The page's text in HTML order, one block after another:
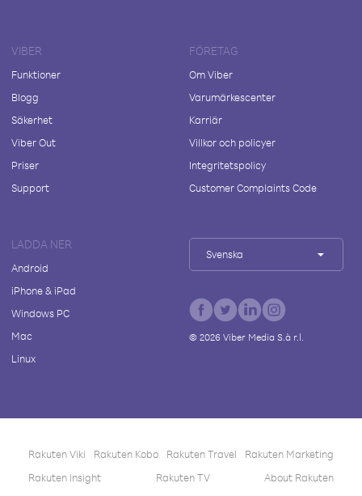
VIBER
Funktioner
Blogg
Säkerhet
Viber Out
Priser
Support
FÖRETAG
Om Viber
Varumärkescenter
Karriär
Villkor och policyer
Integritetspolicy
Customer Complaints Code
LADDA NER
Android
iPhone & iPad
Windows PC
Mac
Linux
Svenska
© 2026Viber Media S.à r.l.
Rakuten Viki Rakuten Kobo Rakuten Travel
Rakuten Marketing
Rakuten Insight
Rakuten TV About Rakuten